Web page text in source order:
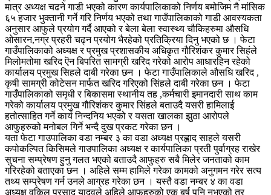
मात्र अध्यक्ष चढने गाडी भएको कारण कार्यपालिकाको निर्णय बमोजिम नै मांसिक
६५ हजार भुक्तानी गर्ने गरि निर्णय भएको तथा गाउँपालिकाको गाडी आवस्यकता
अनुसार आफुले प्रयोग गर्दै आएको र बेला बेला स्वास्थ्य चौकिहरुमा औसधि
ओसारन,नग्र प्रहरी चढ्न प्रयोग भैरहेको प्रतिक्रिया दिनु भएको छ । फेटा
गाउँपालिकाको अध्यक्ष र प्रमुख प्रशासकीय अधिकृत गौरिशंकर कुमार सिहंले
मिलोमतोमा खरिद ऎन बिपरित सामग्री खरिद गरेको आरोप आधारहिन रहेको
कार्यालय प्रमुख सिहले दाबी गरेका छन । फेटा गाउँपालिकाले औसधि खरिद ,
कृषी सामग्री कोटेसन मार्फत खरिद गरिएको सिंहले दाबी गरेका छन । फेटा
गाउँपालिकाको समृधी र बिकासमा स्थानीय तह ,कर्मचारी इमानदारी साथ काम
गरेको कार्यालय प्रमुख गौरिशंकर कुमार सिंहले बताउदै यसरी हामिलाई
हतोत्साहित गर्ने कार्य निन्दनिय भएको र यसता खालका झुठा आरोपले
आफुहरुको मनोबल गिर्ने भन्दै दुख प्रकट गरेका छन ।
यता फेटा गाउपालिका वडा नम्बर ३ का वडा अध्यक्ष प्रह्लाद साहले यसरी
कपोकल्पित किसिमले गाउपालिका अध्यक्ष र कार्यपालिका प्रती पुर्वाग्रह राखेर
सुचना सम्प्रेषण हुनु गलत भएको बताउदै आफुहरु सबै मिलेर जनताको काम
गरिरहेको बताएका छन । अहिले सम्म हामिले गरेका कामको अनुगमन गरेर सत्य
तथ्य सम्प्रेषण गर्न उनले आग्रह गरेका छन । यस्तै वडा नम्बर ४ का वडा
अध्यक्ष वकिल प्रसाद यादवले अहिले आफुहरुको एक बर्ष पनि नभएको तर